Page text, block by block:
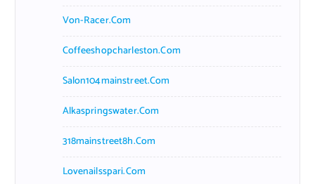
Von-Racer.com
Coffeeshopcharleston.com
Salon104mainstreet.com
Alkaspringswater.com
318mainstreet8h.com
Lovenailsspari.com